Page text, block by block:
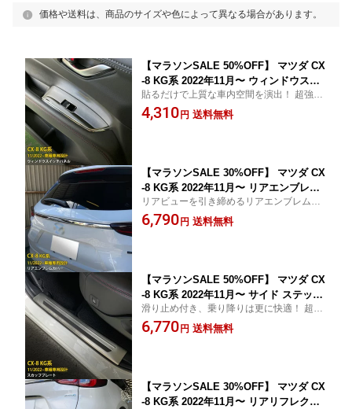
価格や送料は、商品のサイズや色によって異なる場合があります。
【マラソンSALE 50%OFF】 マツダ CX
-8 KG系 2022年11月〜 ウィンドウスイ
ッチパネル インテリアパネル ドア ガー
ニッシュ 傷付き防止 保護 SUS304ステ
貼るだけで上質な車内空間を演出！ 超強力
両面テープ施工済み、貼るだけの簡単取
付！
4,310 円 送料無料
【マラソンSALE 30%OFF】 マツダ CX
-8 KG系 2022年11月〜 リアエンブレム
カバー プロテクター ガーニッシュ 傷付
き防止 保護 SUS304ステンレス製 鏡面
リアビューを引き締めるリアエンブレムカ
バー！ 超強力両面テープ施工済み、貼るだ
けの簡単取付！
6,790 円 送料無料
【マラソンSALE 50%OFF】 マツダ CX
-8 KG系 2022年11月〜 サイド ステップ
ガード 内側 スカッフプレート キッキン
グプレート ガーニッシュ 傷付き防止 滑
滑り止め付き、乗り降りは更に快適！ 超強
力両面テープ施工済み、貼るだけの簡単取
付！
6,770 円 送料無料
【マラソンSALE 30%OFF】 マツダ CX
-8 KG系 2022年11月〜 リアリフレクタ